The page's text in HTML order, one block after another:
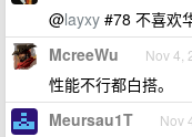
@layxy #78 不喜欢
McreeWu Nov 4,
性能不行都白搭。
Meursau1T Nov